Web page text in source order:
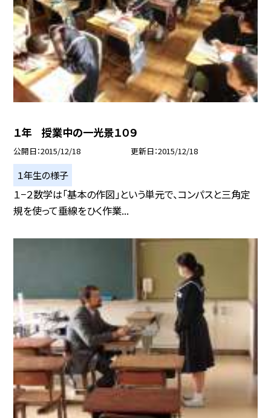
１年 授業中の一光景１０９
公開日 2015/12/18 更新日 2015/12/18
１年生の様子
１−２数学は「基本の作図」という単元で、コンパスと三角定
規を使って垂線をひく作業...